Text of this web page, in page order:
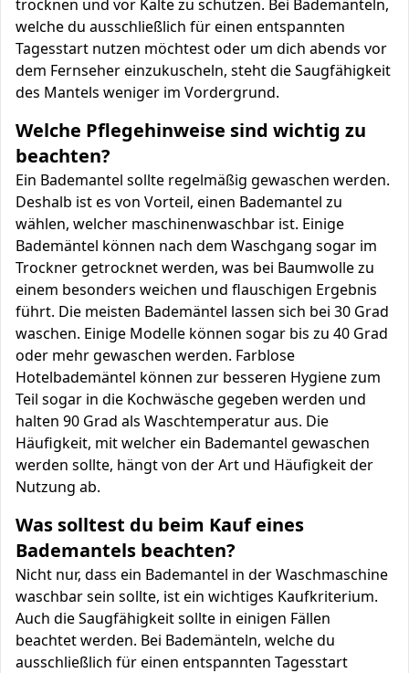
trocknen und vor Kälte zu schützen. Bei Bademänteln,
welche du ausschließlich für einen entspannten
Tagesstart nutzen möchtest oder um dich abends vor
dem Fernseher einzukuscheln, steht die Saugfähigkeit
des Mantels weniger im Vordergrund.
Welche Pflegehinweise sind wichtig zu
beachten?
Ein Bademantel sollte regelmäßig gewaschen werden.
Deshalb ist es von Vorteil, einen Bademantel zu
wählen, welcher maschinenwaschbar ist. Einige
Bademäntel können nach dem Waschgang sogar im
Trockner getrocknet werden, was bei Baumwolle zu
einem besonders weichen und flauschigen Ergebnis
führt. Die meisten Bademäntel lassen sich bei 30 Grad
waschen. Einige Modelle können sogar bis zu 40 Grad
oder mehr gewaschen werden. Farblose
Hotelbademäntel können zur besseren Hygiene zum
Teil sogar in die Kochwäsche gegeben werden und
halten 90 Grad als Waschtemperatur aus. Die
Häufigkeit, mit welcher ein Bademantel gewaschen
werden sollte, hängt von der Art und Häufigkeit der
Nutzung ab.
Was solltest du beim Kauf eines
Bademantels beachten?
Nicht nur, dass ein Bademantel in der Waschmaschine
waschbar sein sollte, ist ein wichtiges Kaufkriterium.
Auch die Saugfähigkeit sollte in einigen Fällen
beachtet werden. Bei Bademänteln, welche du
ausschließlich für einen entspannten Tagesstart